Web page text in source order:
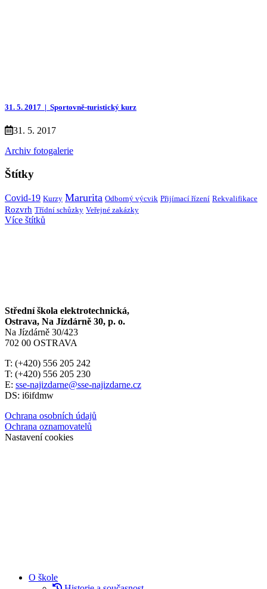
31. 5. 2017 | Sportovně-turistický kurz
31. 5. 2017
Archiv fotogalerie
Štítky
Covid-19 Kurzy Marurita Odborný výcvik Přijímací řízení Rekvalifikace
Rozvrh Třídní schůzky Veřejné zakázky
Více štítků
Střední škola elektrotechnická,
Ostrava, Na Jízdárně 30, p. o.
Na Jízdárně 30/423
702 00 OSTRAVA
T: (+420) 556 205 242
T: (+420) 556 205 230
E: sse-najizdarne@sse-najizdarne.cz
DS: i6ifdmw
Ochrana osobních údajů
Ochrana oznamovatelů
Nastavení cookies
O škole